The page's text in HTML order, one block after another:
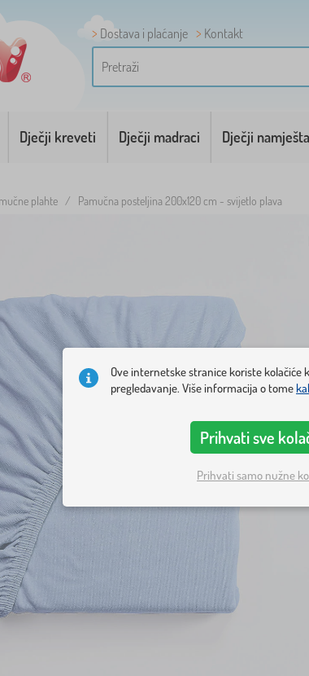
Dostava i plaćanje
Kontakt
Dječji kreveti Dječji madraci Dječji
plahte / Pamučna posteljina 200x120 cm - svijetlo plava
Ove internetske stranice koriste kolačiće
pregledavanje. Više informacija o tome
Prihvati sve
Prihvati samo nužne